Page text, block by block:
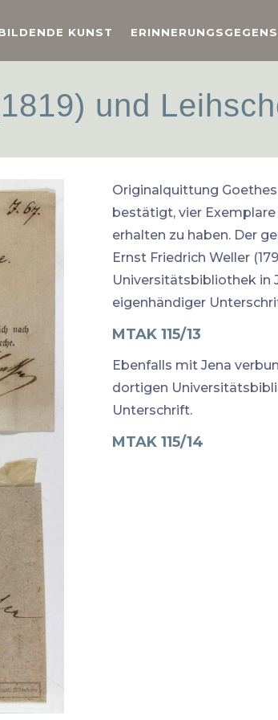
KUNST
und
Originalquittung Goethes
bestätigt, vier
erhalten zu haben. Der
Ernst Friedrich Weller
Universitätsbibliothek in
eigenhändiger
MTAK 115/13
Ebenfalls mit Jena
dortigen
Unterschrift.
MTAK 115/14